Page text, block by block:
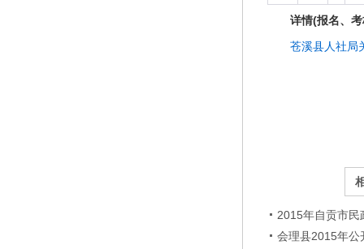
详情(报名、
苍溪县人社局
2015年自贡市民
会理县2015年公